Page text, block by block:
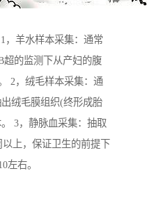
，羊水样本采集：通常
超的监测下从产妇的腹
2，绒毛样本采集：通
绒毛膜组织(终形成胎
3，静脉血采集：抽取
上，保证卫生的前提下
左右。